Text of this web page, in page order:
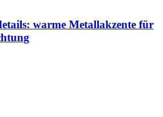
warme Metallakzente für